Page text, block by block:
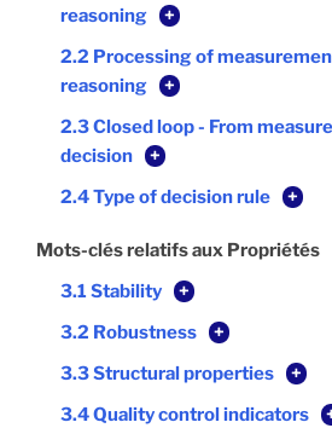
reasoning
+
2.2 Processing of
reasoning
+
2.3 Closed loop - From
decision
+
2.4 Type of decision rule
+
Mots-clés relatifs aux Propriétés
3.1 Stability
+
3.2 Robustness
+
3.3 Structural properties
+
3.4 Quality control indicators